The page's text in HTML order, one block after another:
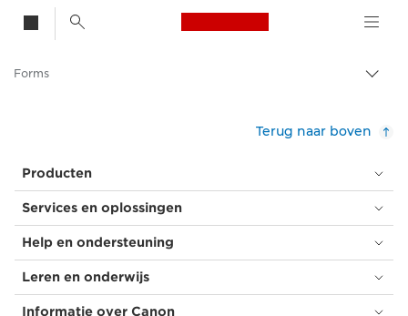
Canon Logo, back
Forms
Terug naar boven
Producten
Services en oplossingen
Help en ondersteuning
Leren en onderwijs
Informatie over Canon